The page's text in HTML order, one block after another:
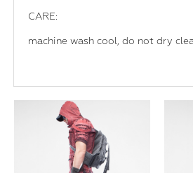
CARE:
machine wash cool, do not dry